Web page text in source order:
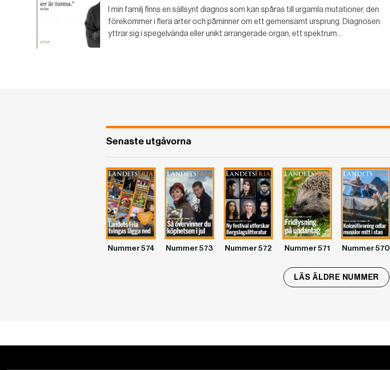
I min familj finns en sällsynt diagnos som kan spåras till urgamla mutationer, den
förekommer i flera arter och påminner om ett gemensamt ursprung. Diagnosen
yttrar sig i spegelvända eller unikt arrangerade organ, ett spektrum…
Senaste utgåvorna
Nummer 574 Nummer 573 Nummer 572 Nummer 571 Nummer 570
LÄS ÄLDRE NUMMER